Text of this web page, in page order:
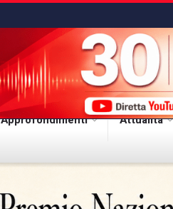
Approfondimenti Attualità